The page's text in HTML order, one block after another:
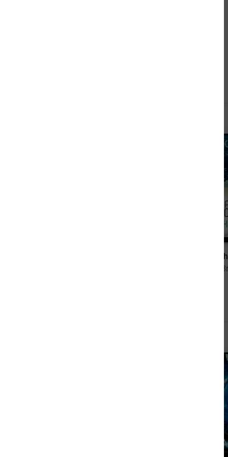
Das
von Andreas